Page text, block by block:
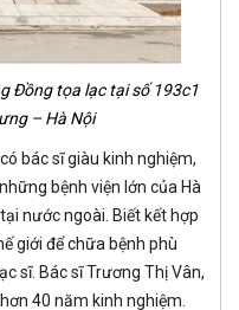
Đồng tọa lạc tại số 193c1
– Hà Nội
bác sĩ giàu kinh nghiệm,
bệnh viện lớn của Hà
nước ngoài. Biết kết hợp
giới để chữa bệnh phù
sĩ. Bác sĩ Trương Thị Vân,
40 năm kinh nghiệm.